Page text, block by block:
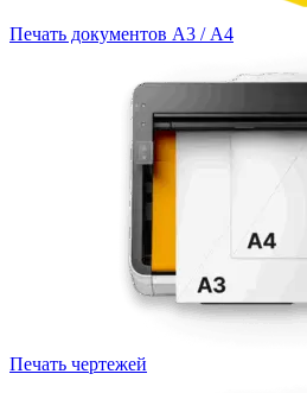
Печать документов А3 / А4
Печать чертежей